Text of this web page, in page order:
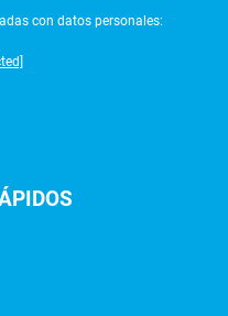
con datos personales: